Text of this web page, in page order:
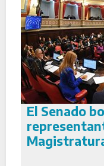
El Senado